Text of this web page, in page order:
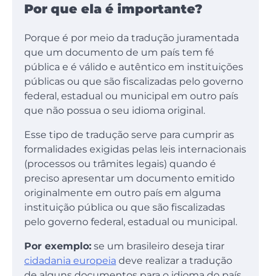
Por que ela é importante?
Porque é por meio da tradução juramentada
que um documento de um país tem fé
pública e é válido e autêntico em instituições
públicas ou que são fiscalizadas pelo governo
federal, estadual ou municipal em outro país
que não possua o seu idioma original.
Esse tipo de tradução serve para cumprir as
formalidades exigidas pelas leis internacionais
(processos ou trâmites legais) quando é
preciso apresentar um documento emitido
originalmente em outro país em alguma
instituição pública ou que são fiscalizadas
pelo governo federal, estadual ou municipal.
Por exemplo: se um brasileiro deseja tirar
cidadania europeia deve realizar a tradução